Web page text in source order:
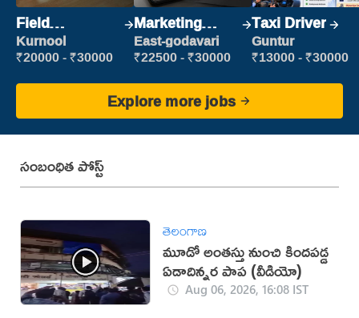
Field
Marketing
Executive
Kurnool
₹20000 - ₹30000
Marketing
Executive
East-godavari
₹22500 - ₹30000
Taxi Driver
Guntur
₹13000 - ₹30000
Explore more jobs
సంబంధిత పోస్ట్
తెలంగాణ
మూడో అంతస్తు నుంచి కిందపడ్డ
ఏడాదిన్నర పాప (వీడియో)
Aug 06, 2026, 16:08 IST